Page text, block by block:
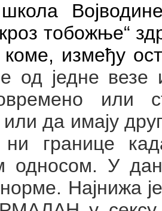
тобожње“
коме, између
од једне везе
или
да имају
ни границе
односом. У
Најнижа